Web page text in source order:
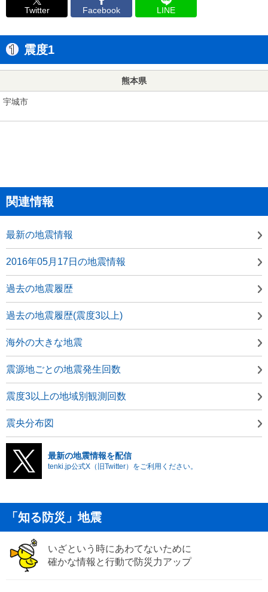
Twitter Facebook LINE
震度1
熊本県
宇城市
関連情報
最新の地震情報
2016年05月17日の地震情報
過去の地震履歴
過去の地震履歴(震度3以上)
海外の大きな地震
震源地ごとの地震発生回数
震度3以上の地域別観測回数
震央分布図
最新の地震情報を配信
tenki.jp公式X（旧Twitter）をご利用ください。
「知る防災」地震
いざという時にあわてないために
確かな情報と行動で防災力アップ